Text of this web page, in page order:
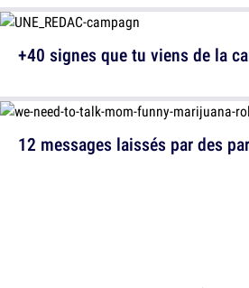
12 messages laissés par des
+40 signes que tu viens de la